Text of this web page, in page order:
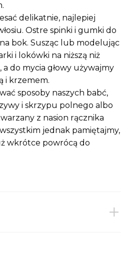
delikatnie, najlepiej
Ostre spinki i gumki do
bok. Susząc lub modelując
i lokówki na niższą niż
do mycia głowy używajmy
i krzemem.
sposoby naszych babć,
i skrzypu polnego albo
z nasion rącznika
jednak pamiętajmy,
wkrótce powrócą do